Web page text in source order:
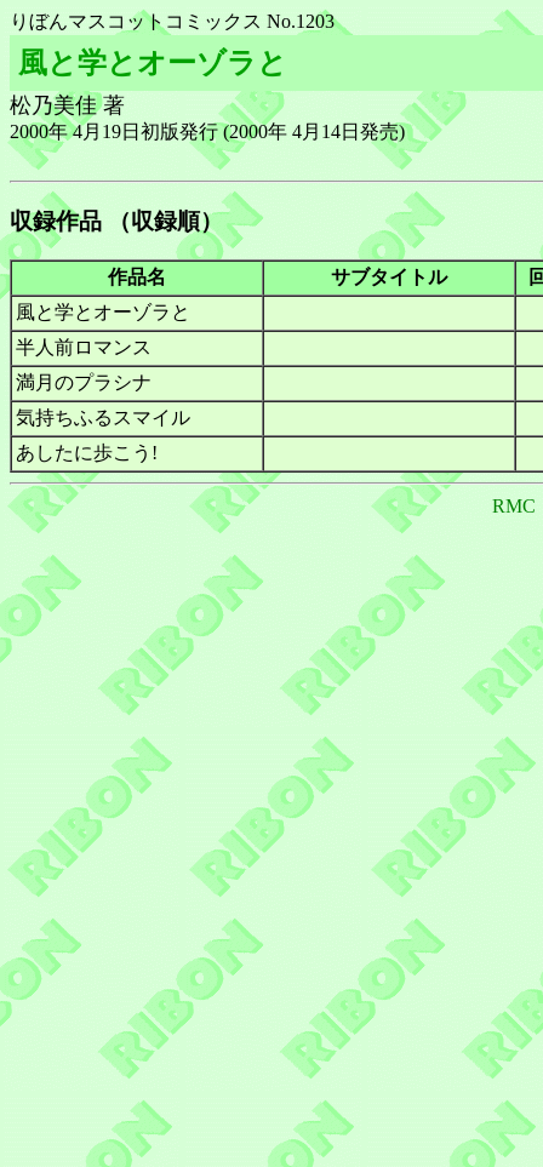
りぼんマスコットコミックス No.1203
風と学とオーゾラと
松乃美佳 著
2000年 4月19日初版発行 (2000年 4月14日発売)
収録作品 （収録順）
作品名 サブタイトル
風と学とオーゾラと
半人前ロマンス
満月のプラシナ
気持ちふるスマイル
あしたに歩こう!
RMC